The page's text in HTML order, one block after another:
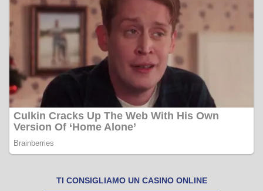
TI CONSIGLIAMO UN CASINO ONLINE